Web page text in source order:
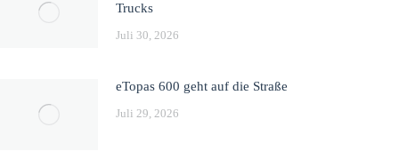
Trucks
Juli 30, 2026
eTopas 600 geht auf die Straße
Juli 29, 2026